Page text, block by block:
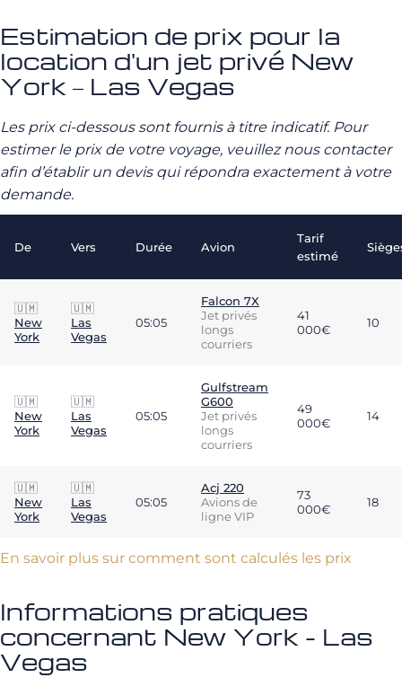
Estimation de prix pour la
location d'un jet privé New
York – Las Vegas
Les prix ci-dessous sont fournis à titre indicatif. Pour
estimer le prix de votre voyage, veuillez nous contacter
afin d’établir un devis qui répondra exactement à votre
demande.
De Vers Durée Avion
Tarif
estimé
🇺🇲
New
York
🇺🇲
Las
Vegas
05:05
Falcon 7X
Jet privés
longs
courriers
41
000€
10
🇺🇲
New
York
🇺🇲
Las
Vegas
05:05
Gulfstream
G600
Jet privés
longs
courriers
49
000€
14
🇺🇲
New
York
🇺🇲
Las
Vegas
05:05
Acj 220
Avions de
ligne VIP
73
000€
18
En savoir plus sur comment sont calculés les prix
Informations pratiques
concernant New York - Las
Vegas